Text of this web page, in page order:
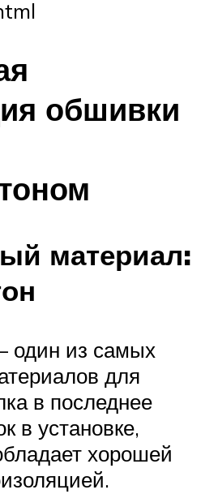
обшивки
материал:
один из самых
для
в последнее
в установке,
хорошей